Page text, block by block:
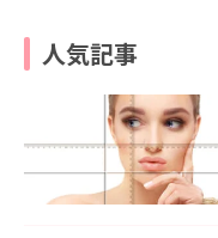
人気記事